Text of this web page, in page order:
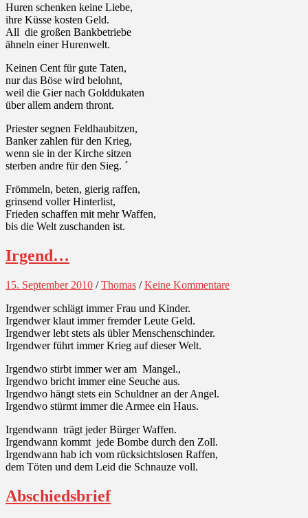
Huren schenken keine Liebe,
ihre Küsse kosten Geld.
All die großen Bankbetriebe
ähneln einer Hurenwelt.
Keinen Cent für gute Taten,
nur das Böse wird belohnt,
weil die Gier nach Golddukaten
über allem andern thront.
Priester segnen Feldhaubitzen,
Banker zahlen für den Krieg,
wenn sie in der Kirche sitzen
sterben andre für den Sieg. ´
Frömmeln, beten, gierig raffen,
grinsend voller Hinterlist,
Frieden schaffen mit mehr Waffen,
bis die Welt zuschanden ist.
Irgend…
15. September 2010 /Thomas /Keine Kommentare
Irgendwer schlägt immer Frau und Kinder.
Irgendwer klaut immer fremder Leute Geld.
Irgendwer lebt stets als übler Menschenschinder.
Irgendwer führt immer Krieg auf dieser Welt.
Irgendwo stirbt immer wer am Mangel.,
Irgendwo bricht immer eine Seuche aus.
Irgendwo hängt stets ein Schuldner an der Angel.
Irgendwo stürmt immer die Armee ein Haus.
Irgendwann trägt jeder Bürger Waffen.
Irgendwann kommt jede Bombe durch den Zoll.
Irgendwann hab ich vom rücksichtslosen Raffen,
dem Töten und dem Leid die Schnauze voll.
Abschiedsbrief